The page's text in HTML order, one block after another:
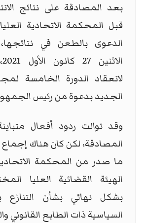
بعد المصادقة على نتائج
قبل المحكمة الاتحادية
الدعوى بالطعن في
لانعقاد الدورة الخامسة
الجديد بدعوة من رئيس
وقد توالت ردود أفعال
المصادقة، لكن كان هناك إجماع
ما صدر من المحكمة الاتحادية
الهيئة القضائية العليا
بشكل نهائي بشأن التنازع
السياسية ذات الطابع القانوني